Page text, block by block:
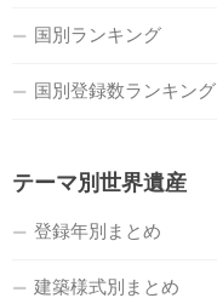
国別ランキング
国別登録数ランキング
テーマ別世界遺産
登録年別まとめ
建築様式別まとめ